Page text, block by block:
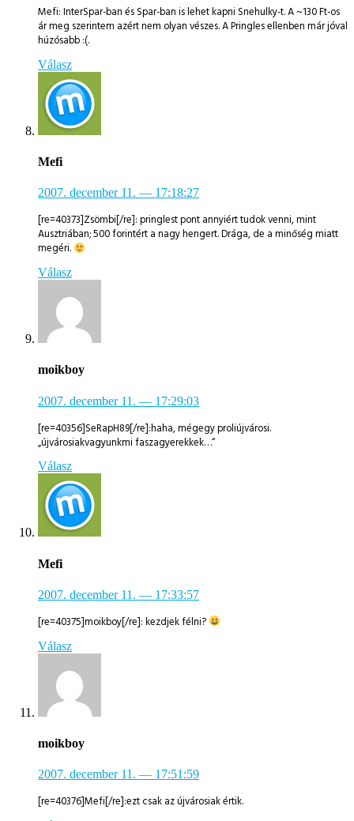
Mefi: InterSpar-ban és Spar-ban is lehet kapni Snehulky-t. A ~130 Ft-os
ár meg szerintem azért nem olyan vészes. A Pringles ellenben már jóval
húzósabb :(.
Válasz
Mefi
2007. december 11. — 17:18:27
[re=40373]Zsömbi[/re]: pringlest pont annyiért tudok venni, mint
Ausztriában; 500 forintért a nagy hengert. Drága, de a minőség miatt
megéri.
Válasz
moikboy
2007. december 11. — 17:29:03
[re=40356]SeRapH89[/re]:haha, mégegy proliújvárosi.
„újvárosiakvagyunkmi faszagyerekkek…“
Válasz
Mefi
2007. december 11. — 17:33:57
[re=40375]moikboy[/re]: kezdjek félni?
Válasz
moikboy
2007. december 11. — 17:51:59
[re=40376]Mefi[/re]:ezt csak az újvárosiak értik.